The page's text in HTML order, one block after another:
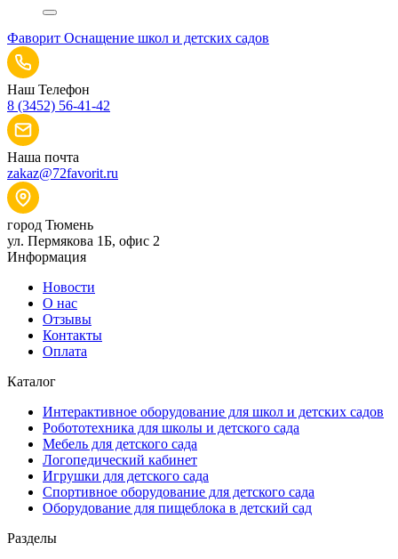
Фаворит Оснащение школ и детских садов
Наш Телефон
8 (3452) 56-41-42
Наша почта
zakaz@72favorit.ru
город Тюмень
ул. Пермякова 1Б, офис 2
Информация
Новости
О нас
Отзывы
Контакты
Оплата
Каталог
Интерактивное оборудование для школ и детских садов
Робототехника для школы и детского сада
Мебель для детского сада
Логопедический кабинет
Игрушки для детского сада
Спортивное оборудование для детского сада
Оборудование для пищеблока в детский сад
Разделы